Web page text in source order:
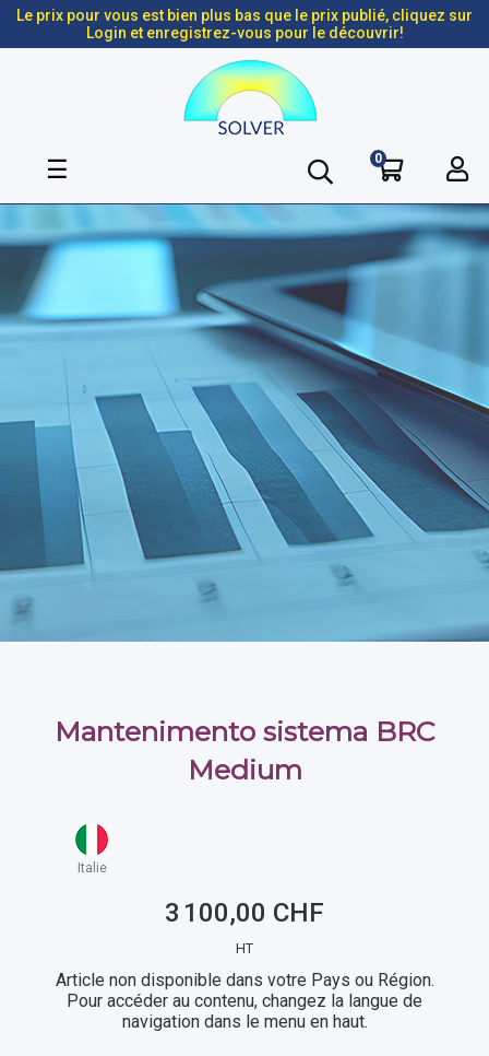
Le prix pour vous est bien plus bas que le prix publié, cliquez sur
Login et enregistrez-vous pour le découvrir!
Basculer
navigation
☰ 0
Mantenimento sistema BRC
Medium
Italie
3 100,00 CHF
HT
Article non disponible dans votre Pays ou Région.
Pour accéder au contenu, changez la langue de
navigation dans le menu en haut.